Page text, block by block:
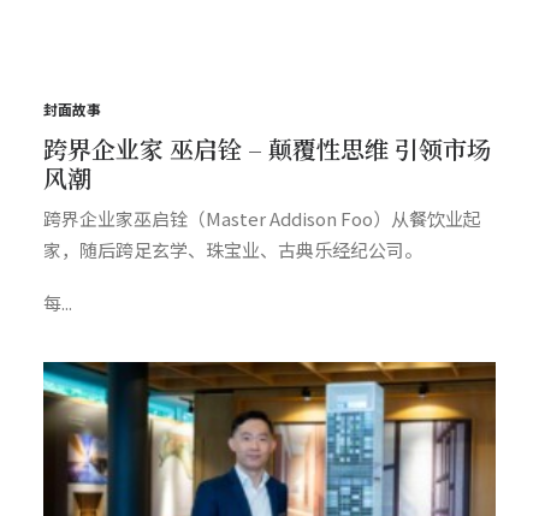
封面故事
跨界企业家 巫启铨 – 颠覆性思维 引领市场
风潮
跨界企业家巫启铨（Master Addison Foo）从餐饮业起
家，随后跨足玄学、珠宝业、古典乐经纪公司。
每...